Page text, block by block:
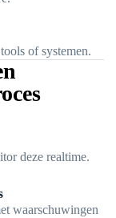
of systemen.
deze realtime.
waarschuwingen